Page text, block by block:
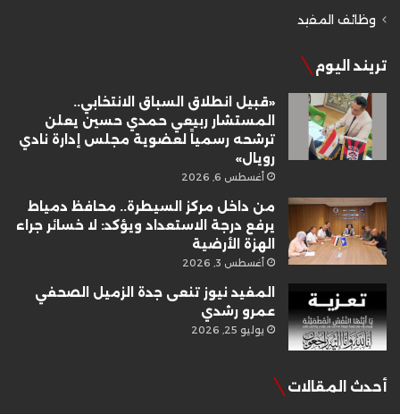
وظائف المفيد
تريند اليوم
«قبيل انطلاق السباق الانتخابي..
المستشار ربيعي حمدي حسين يعلن
ترشحه رسمياً لعضوية مجلس إدارة نادي
رويال»
أغسطس 6, 2026
من داخل مركز السيطرة.. محافظ دمياط
يرفع درجة الاستعداد ويؤكد: لا خسائر جراء
الهزة الأرضية
أغسطس 3, 2026
المفيد نيوز تنعى جدة الزميل الصحفي
عمرو رشدي
يوليو 25, 2026
أحدث المقالات